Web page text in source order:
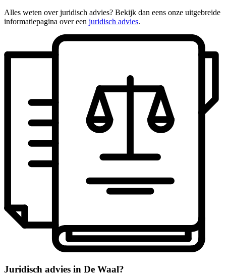
Alles weten over juridisch advies? Bekijk dan eens onze uitgebreide
informatiepagina over een juridisch advies.
Juridisch advies in De Waal?